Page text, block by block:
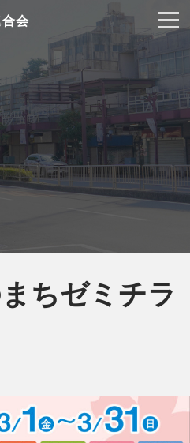
会
ちゼミチラ